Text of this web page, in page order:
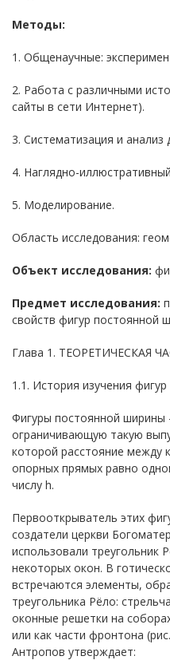
Методы:
1. Общенаучные:
2. Работа с различными
сайты в сети Интернет).
3. Систематизация и анализ
4. Наглядно-
5. Моделирование.
Область исследования:
Объект исследования:
Предмет исследования:
свойств фигур постоянной
Глава 1. ТЕОРЕТИЧЕСКАЯ
1.1. История изучения
Фигуры постоянной ширины
ограничивающую такую
которой расстояние между
опорных прямых равно
числу h.
Первооткрыватель этих
создатели церкви
использовали треугольник
некоторых окон. В
встречаются элементы,
треугольника Рёло:
оконные решетки на
или как части фронтона
Антропов утверждает: